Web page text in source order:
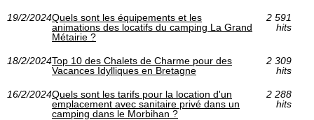
19/2/2024Quels sont les équipements et les
animations des locatifs du camping La Grand
Métairie ?
2 591
hits
18/2/2024Top 10 des Chalets de Charme pour des
Vacances Idylliques en Bretagne
2 309
hits
16/2/2024Quels sont les tarifs pour la location d'un
emplacement avec sanitaire privé dans un
camping dans le Morbihan ?
2 288
hits